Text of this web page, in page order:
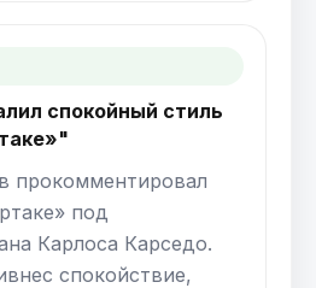
спокойный стиль
прокомментировал
под
Карлоса Карседо.
спокойствие,